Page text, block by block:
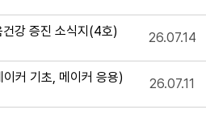
강 증진 소식지(4호) 26.07.14
커 기초, 메이커 응용)
26.07.11